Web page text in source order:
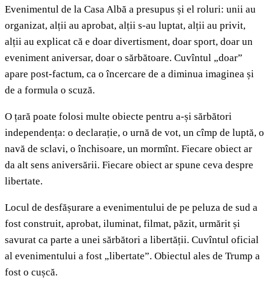
Evenimentul de la Casa Albă a presupus și el roluri: unii au
organizat, alții au aprobat, alții s-au luptat, alții au privit,
alții au explicat că e doar divertisment, doar sport, doar un
eveniment aniversar, doar o sărbătoare. Cuvîntul „doar”
apare post-factum, ca o încercare de a diminua imaginea și
de a formula o scuză.
O țară poate folosi multe obiecte pentru a-și sărbători
independența: o declarație, o urnă de vot, un cîmp de luptă, o
navă de sclavi, o închisoare, un mormînt. Fiecare obiect ar
da alt sens aniversării. Fiecare obiect ar spune ceva despre
libertate.
Locul de desfășurare a evenimentului de pe peluza de sud a
fost construit, aprobat, iluminat, filmat, păzit, urmărit și
savurat ca parte a unei sărbători a libertății. Cuvîntul oficial
al evenimentului a fost „libertate”. Obiectul ales de Trump a
fost o cușcă.